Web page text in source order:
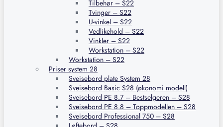
Tilbehør – S22
Tvinger – S22
U-vinkel – S22
Vedlikehold – S22
Vinkler – S22
Workstation – S22
Workstation – S22
Priser system 28
Sveisebord plate System 28
Sveisebord Basic S28 (økonomi modell)
Sveisebord PE 8.7 – Bestselgeren – S28
Sveisebord PE 8.8 – Toppmodellen – S28
Sveisebord Professional 750 – S28